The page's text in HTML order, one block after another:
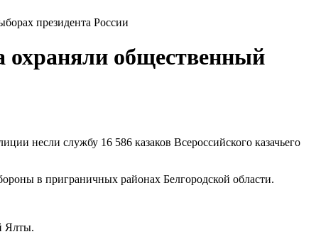
президента России
охраняли общественный
несли службу 16 586 казаков Всероссийского казачьего
в приграничных районах Белгородской области.
Ялты.